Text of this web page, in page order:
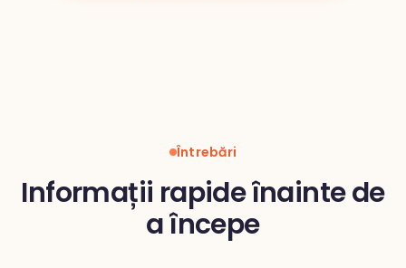
Întrebări
Informații rapide înainte de
a începe